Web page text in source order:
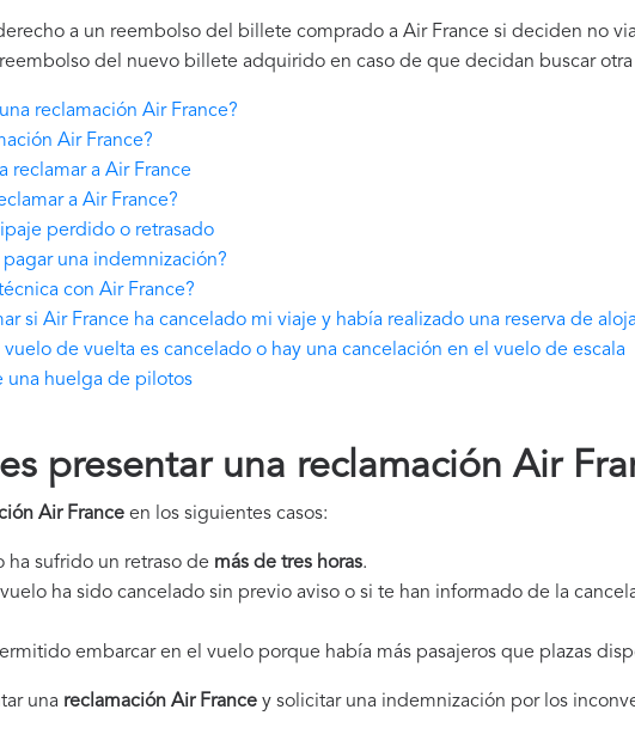
a un reembolso del billete comprado a Air France si deciden no
del nuevo billete adquirido en caso de que decidan buscar otra
reclamación Air France?
Air France?
reclamar a Air France
a Air France?
perdido o retrasado
una indemnización?
con Air France?
si Air France ha cancelado mi viaje y había realizado una reserva de
vuelo de vuelta es cancelado o hay una cancelación en el vuelo de escala
una huelga de pilotos
presentar una reclamación Air
Air France en los siguientes casos:
ha sufrido un retraso de más de tres horas.
ha sido cancelado sin previo aviso o si te han informado de la
embarcar en el vuelo porque había más pasajeros que plazas
una reclamación Air France​ y solicitar una indemnización por los